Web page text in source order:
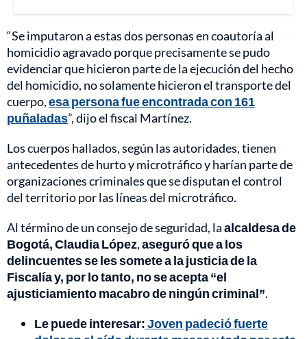
“Se imputaron a estas dos personas en coautoría al
homicidio agravado porque precisamente se pudo
evidenciar que hicieron parte de la ejecución del hecho
del homicidio, no solamente hicieron el transporte del
cuerpo,esa persona fue encontrada con 161
puñaladas”, dijo el fiscal Martínez.
Los cuerpos hallados, según las autoridades, tienen
antecedentes de hurto y microtráfico y harían parte de
organizaciones criminales que se disputan el control
del territorio por las líneas del microtráfico.
Al término de un consejo de seguridad, laalcaldesa de
Bogotá,Claudia López,aseguró que a los
delincuentes se les somete a la justicia de la
Fiscalía y, por lo tanto, no se acepta “el
ajusticiamiento macabro de ningún criminal”.
Le puede interesar:Joven padeció fuerte